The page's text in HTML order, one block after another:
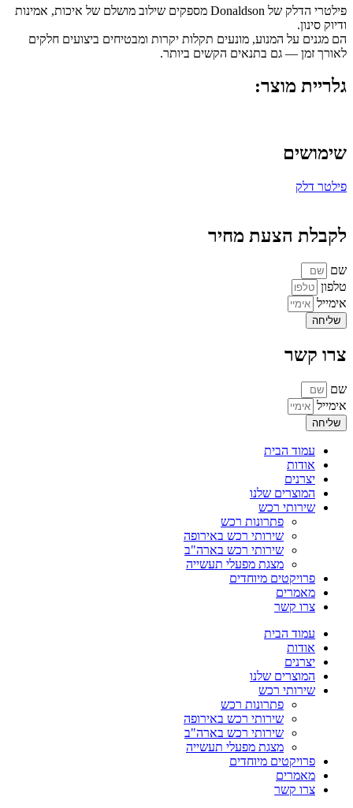
פילטרי הדלק של Donaldson מספקים שילוב מושלם של איכות, אמינות
ודיוק סינון.
הם מגנים על המנוע, מונעים תקלות יקרות ומבטיחים ביצועים חלקים
לאורך זמן — גם בתנאים הקשים ביותר.
גלריית מוצר:
שימושים
פילטר דלק
לקבלת הצעת מחיר
שם
טלפון
אימייל
שליחה
צרו קשר
שם
אימייל
שליחה
עמוד הבית
אודות
יצרנים
המוצרים שלנו
שירותי רכש
פתרונות רכש
שירותי רכש באירופה
שירותי רכש בארה"ב
מצגת מפעלי תעשייה
פרויקטים מיוחדים
מאמרים
צרו קשר
עמוד הבית
אודות
יצרנים
המוצרים שלנו
שירותי רכש
פתרונות רכש
שירותי רכש באירופה
שירותי רכש בארה"ב
מצגת מפעלי תעשייה
פרויקטים מיוחדים
מאמרים
צרו קשר